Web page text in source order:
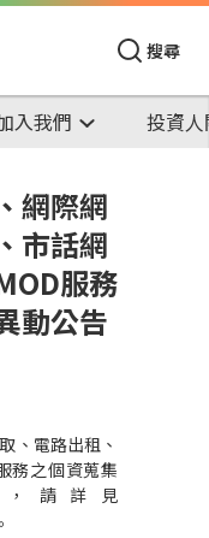
搜尋
入我們 投資
網際網
市話網
服務
動公告
、電路出租、
務之個資蒐集
請詳見
。